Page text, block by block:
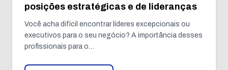
posições estratégicas e de lideranças
Você acha difícil encontrar líderes excepcionais ou
executivos para o seu negócio? A importância desses
profissionais para o…